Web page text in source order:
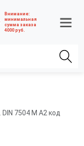
Внимание:
минимальная
сумма заказа
4000 руб.